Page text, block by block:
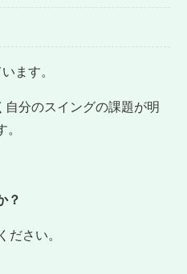
ます。
分のスイングの課題が明
？
さい。